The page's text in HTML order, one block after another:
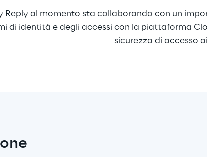
Reply al momento sta collaborando con un
di identità e degli accessi con la piattaforma
sicurezza di accesso